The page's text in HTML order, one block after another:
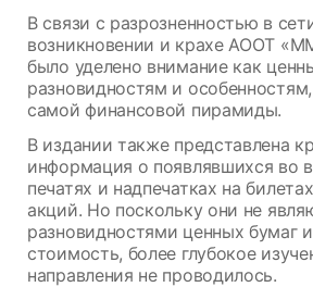
В связи с разрозненностью в
возникновении и крахе АООТ
было уделено внимание как
разновидностям и
самой финансовой пирамиды.
В издании также представлена
информация о появлявшихся во
печатях и надпечатках на
акций. Но поскольку они не
разновидностями ценных бумаг
стоимость, более глубокое
направления не проводилось.